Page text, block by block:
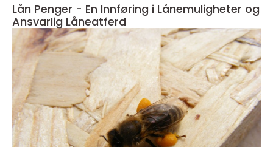
Lån Penger - En Innføring i Lånemuligheter og
Ansvarlig Låneatferd